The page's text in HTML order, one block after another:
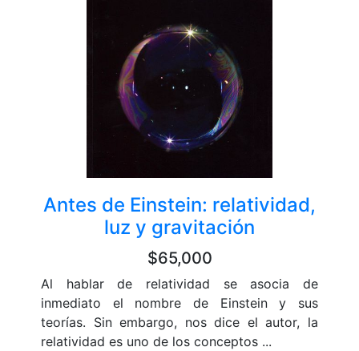
Antes de Einstein: relatividad,
luz y gravitación
$65,000
Al hablar de relatividad se asocia de
inmediato el nombre de Einstein y sus
teorías. Sin embargo, nos dice el autor, la
relatividad es uno de los conceptos ...